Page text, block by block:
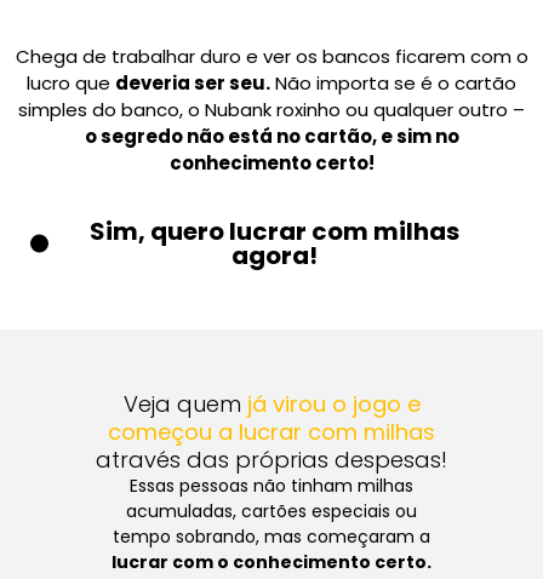
Chega de trabalhar duro e ver os bancos ficarem com o
lucro que deveria ser seu.Não importa se é o cartão
simples do banco, o Nubank roxinho ou qualquer outro –
o segredo não está no cartão, e sim no
conhecimento certo!
Sim, quero lucrar com milhas
agora!
Veja quem já virou o jogo e
começou a lucrar com milhas
através das próprias despesas!
Essas pessoas não tinham milhas
acumuladas, cartões especiais ou
tempo sobrando, mas começaram a
lucrar com o conhecimento certo.